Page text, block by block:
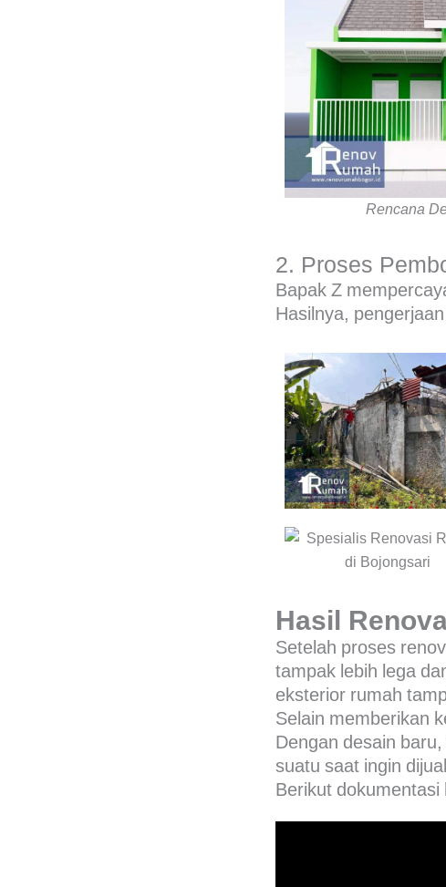
Rencana
2. Proses
Bapak Z
Hasilnya,
Hasil
Setelah proses
tampak lebih lega
eksterior rumah
Selain memberikan
Dengan desain
suatu saat ingin
Berikut